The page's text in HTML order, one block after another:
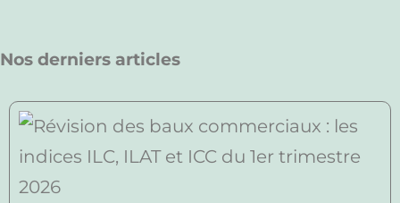
Nos derniers articles